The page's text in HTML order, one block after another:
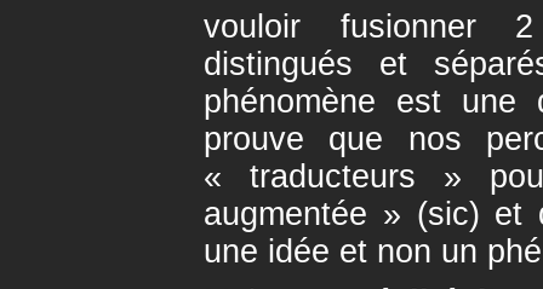
vouloir fusionner
distingués et
phénomène est une
prouve que nos
« traducteurs »
augmentée » (sic)
une idée et non un